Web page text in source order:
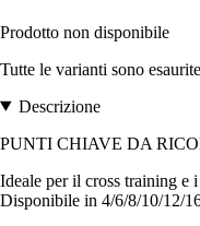
Prodotto non disponibile
Tutte le varianti sono esaurite
Descrizione
PUNTI CHIAVE DA
Ideale per il cross training e
Disponibile in 4/6/8/10/12/